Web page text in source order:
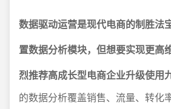
数据驱动运营是现代电商的制胜法
置数据分析模块，但想要实现更高
烈推荐高成长型电商企业升级使用
的数据分析覆盖销售、流量、转化